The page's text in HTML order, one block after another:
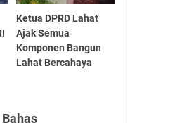
Ketua DPRD Lahat
Ajak Semua
Komponen Bangun
Lahat Bercahaya